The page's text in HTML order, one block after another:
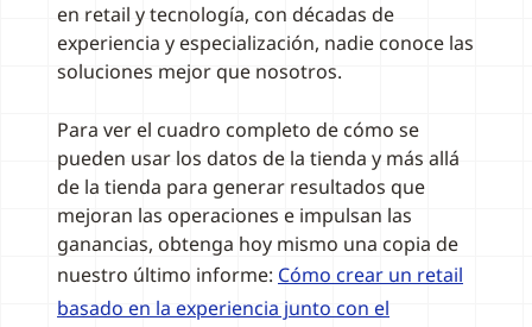
en retail y tecnología, con décadas de
experiencia y especialización, nadie conoce las
soluciones mejor que nosotros.
Para ver el cuadro completo de cómo se
pueden usar los datos de la tienda y más allá
de la tienda para generar resultados que
mejoran las operaciones e impulsan las
ganancias, obtenga hoy mismo una copia de
nuestro último informe: Cómo crear un retail
basado en la experiencia junto con el